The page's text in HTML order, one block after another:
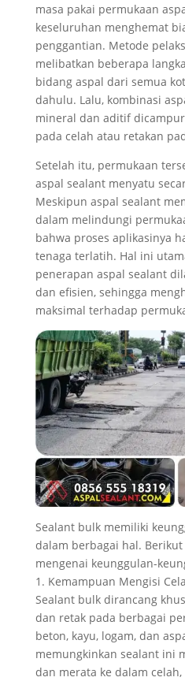
masa pakai permukaan
keseluruhan menghemat
penggantian. Metode
melibatkan beberapa
bidang aspal dari semua
dahulu. Lalu, kombinasi
mineral dan aditif
pada celah atau retakan
Setelah itu, permukaan
aspal sealant menyatu
Meskipun aspal sealant
dalam melindungi
bahwa proses aplikasinya
tenaga terlatih. Hal ini
penerapan aspal sealant
dan efisien, sehingga
maksimal terhadap
Sealant bulk memiliki
dalam berbagai hal.
mengenai keunggulan-
1. Kemampuan Mengisi
Sealant bulk dirancang
dan retak pada berbagai
beton, kayu, logam, dan
memungkinkan sealant ini
dan merata ke dalam